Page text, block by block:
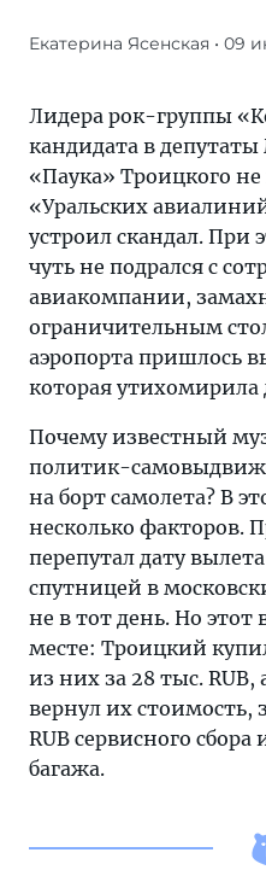
Лидера
группы
«Коррозия
металла»
и
кандидата
в
депутаты
Мосгордумы
Сергея
«Паука»
не
пустили
на
авиарейс
«Уральских
авиалиний»,
из-
за
чего
он
устроил
скандал.
Екатерина Ясенская • 09
Лидера рок-группы
кандидата в
«Паука» Троицкого
«Уральских
устроил скандал.
чуть не подрался с
авиакомпании,
ограничительным
аэропорта пришлось
которая утихомирила
Почему известный
политик-
на борт самолета? В
несколько факторов.
перепутал дату
спутницей в
не в тот день. Но этот
месте: Троицкий
из них за 28 тыс.
вернул их стоимость,
RUB сервисного
багажа.